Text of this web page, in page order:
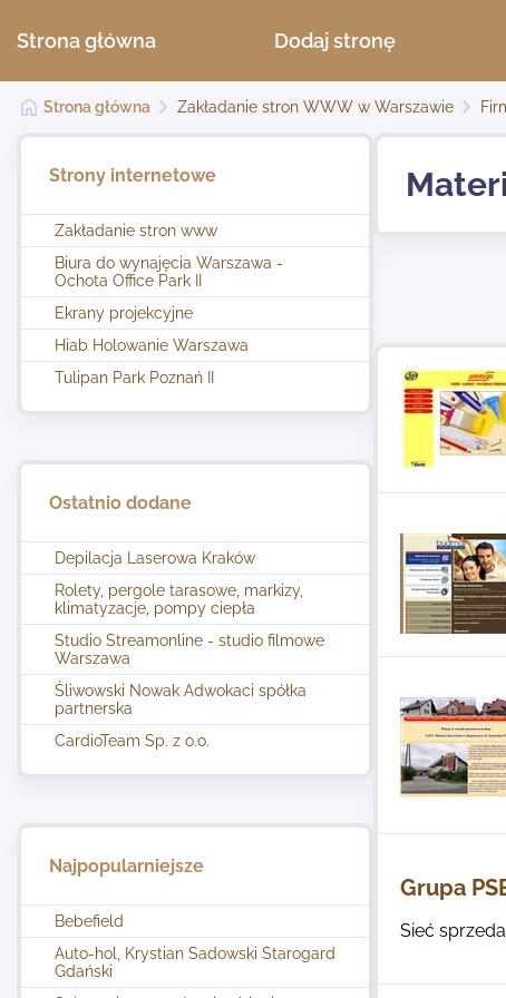
Strona główna Dodaj stronę
Strona główna Zakładanie stron WWW w Warszawie
Strony internetowe
Zakładanie stron www
Biura do wynajęcia Warszawa -
Ochota Office Park II
Ekrany projekcyjne
Hiab Holowanie Warszawa
Tulipan Park Poznań II
Ostatnio dodane
Depilacja Laserowa Kraków
Rolety, pergole tarasowe, markizy,
klimatyzacje, pompy ciepła
Studio Streamonline - studio filmowe
Warszawa
Śliwowski Nowak Adwokaci spółka
partnerska
CardioTeam Sp. z o.o.
Najpopularniejsze
Bebefield
Auto-hol, Krystian Sadowski Starogard
Gdański
Grupa
Sieć